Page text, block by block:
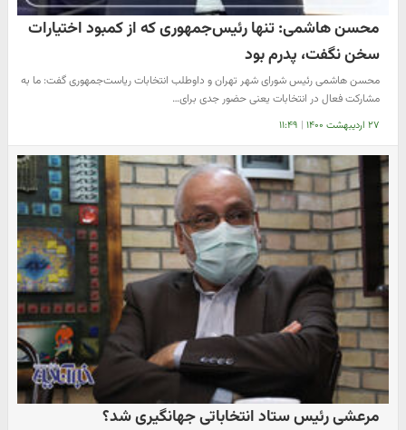
محسن هاشمی: تنها رئیس‌جمهوری که از کمبود اختیارات
سخن نگفت، پدرم بود
محسن هاشمی رئیس شورای شهر تهران و داوطلب انتخابات ریاست‌جمهوری گفت: ما به
مشارکت فعال در انتخابات یعنی حضور جدی برای…
۲۷ اردیبهشت ۱۴۰۰ | ۱۱:۴۹
مرعشی رئیس ستاد انتخاباتی جهانگیری شد؟